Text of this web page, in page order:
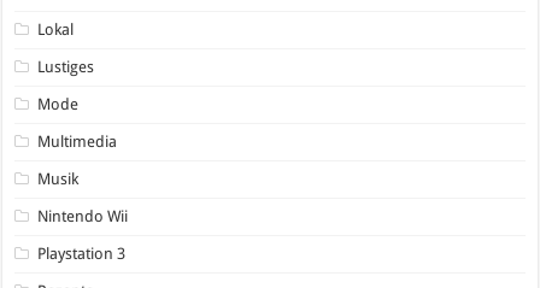
Lokal
Lustiges
Mode
Multimedia
Musik
Nintendo Wii
Playstation 3